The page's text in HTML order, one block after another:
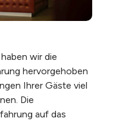
wir die
hervorgehoben
Ihrer Gäste viel
Die
auf das